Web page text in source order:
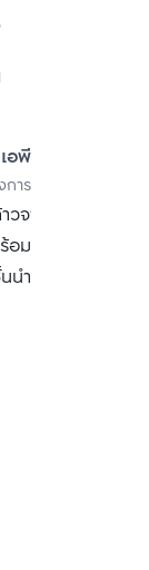
อพี
) จำกัด
าร
าก MRT
มสิ่งอำนวย
นำ